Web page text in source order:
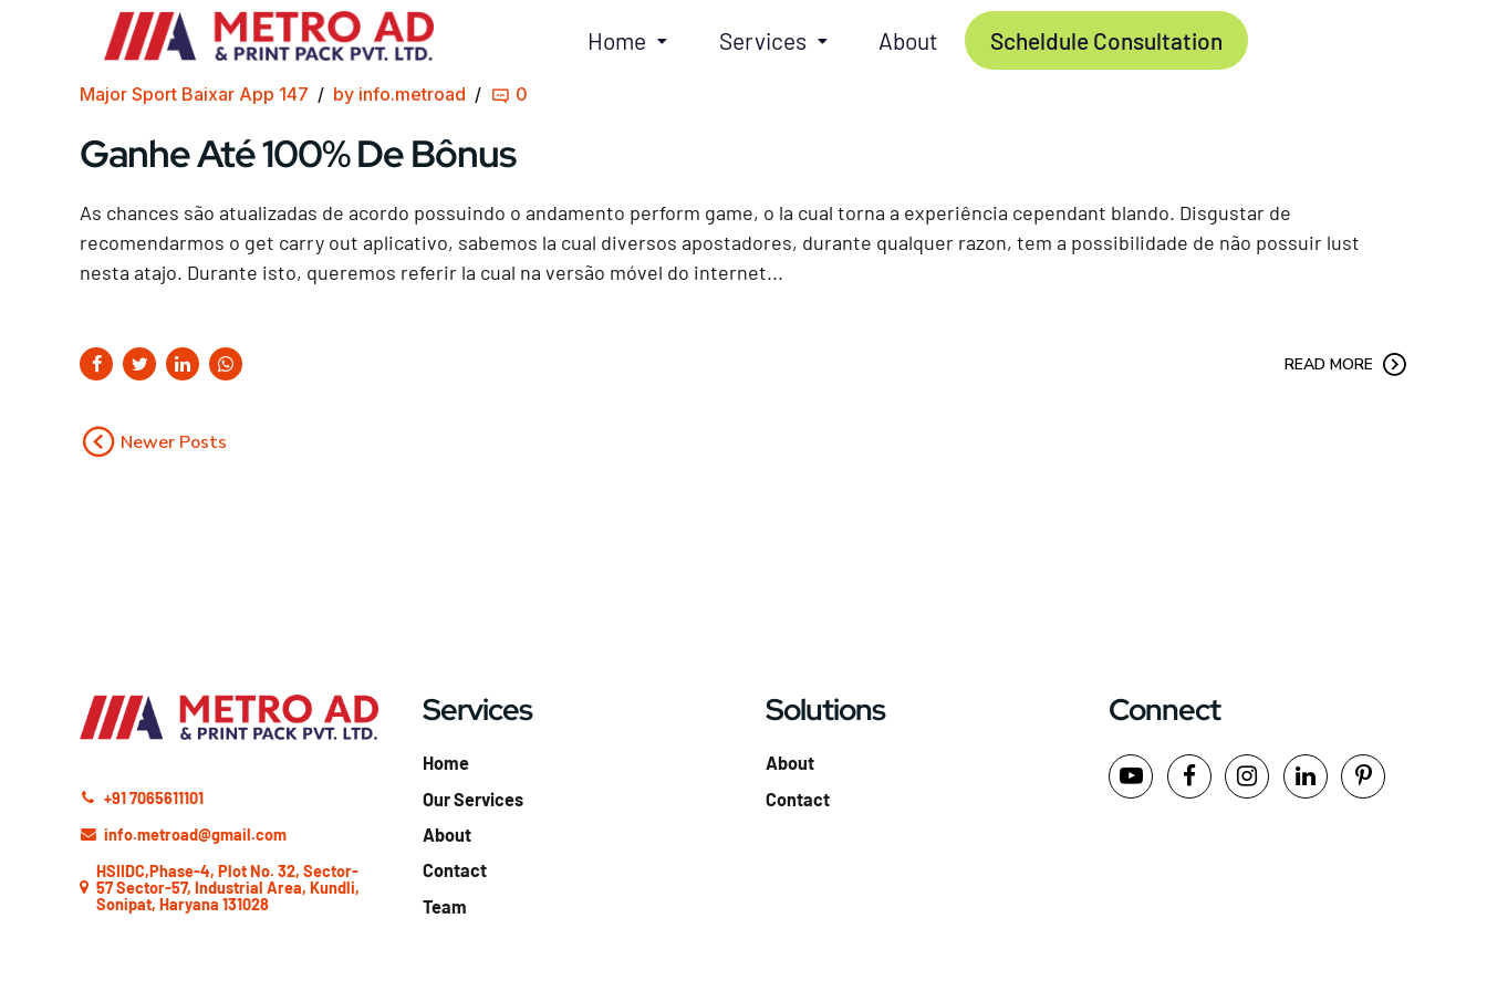
Home Services About Scheldule Consultation
Major Sport Baixar App 147 by info.metroad 0
Ganhe Até 100% De Bônus
As chances são atualizadas de acordo possuindo o andamento perform game, o la cual torna a experiência cependant blando. Disgustar de
recomendarmos o get carry out aplicativo, sabemos la cual diversos apostadores, durante qualquer razon, tem a possibilidade de não possuir lust
nesta atajo. Durante isto, queremos referir la cual na versão móvel do internet...
READ MORE
Newer Posts
+91 7065611101
info.metroad@gmail.com
HSIIDC,Phase-4, Plot No. 32, Sector-
57 Sector-57, Industrial Area, Kundli,
Sonipat, Haryana 131028
Services
Home
Our Services
About
Contact
Team
Solutions
About
Contact
Connect